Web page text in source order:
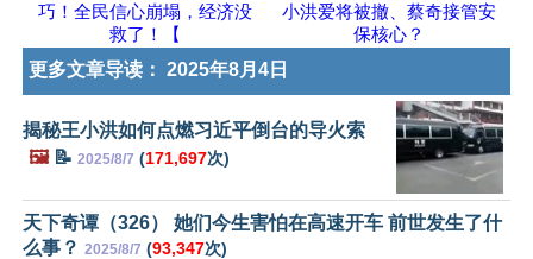
巧！全民信心崩塌，经济没
救了！【
小洪爱将被撤、蔡奇接管安
保核心？
更多文章导读： 2025年8月4日
揭秘王小洪如何点燃习近平倒台的导火索
🖼️📝 2025/8/7 (171,697次)
天下奇谭（326） 她们今生害怕在高速开车 前世发生了什
么事？ 2025/8/7 (93,347次)